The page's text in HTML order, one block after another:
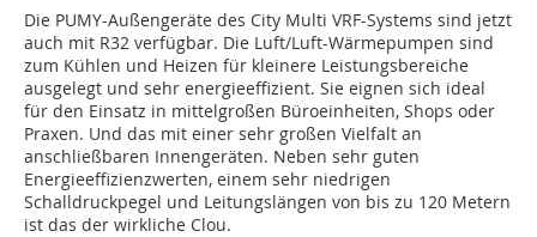
Die PUMY-Außengeräte des City Multi VRF-Systems sind jetzt
auch mit R32 verfügbar. Die Luft/Luft-Wärmepumpen sind
zum Kühlen und Heizen für kleinere Leistungsbereiche
ausgelegt und sehr energieeffizient. Sie eignen sich ideal
für den Einsatz in mittelgroßen Büroeinheiten, Shops oder
Praxen. Und das mit einer sehr großen Vielfalt an
anschließbaren Innengeräten. Neben sehr guten
Energieeffizienzwerten, einem sehr niedrigen
Schalldruckpegel und Leitungslängen von bis zu 120 Metern
ist das der wirkliche Clou.